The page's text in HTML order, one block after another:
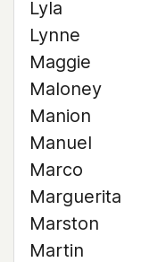
Lyla
Lynne
Maggie
Maloney
Manion
Manuel
Marco
Marguerita
Marston
Martin